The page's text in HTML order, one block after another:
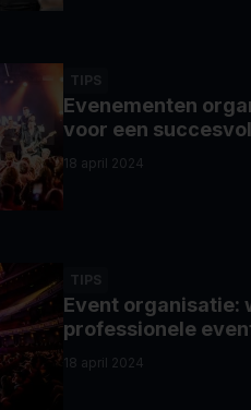
TIPS
Evenementen
voor een
18 april 2024
TIPS
Event organisatie:
professionele
18 april 2024